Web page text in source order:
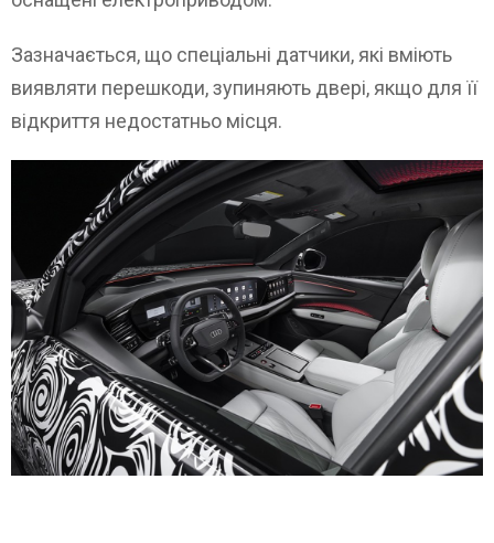
Зазначається, що спеціальні датчики, які вміють
виявляти перешкоди, зупиняють двері, якщо для її
відкриття недостатньо місця.